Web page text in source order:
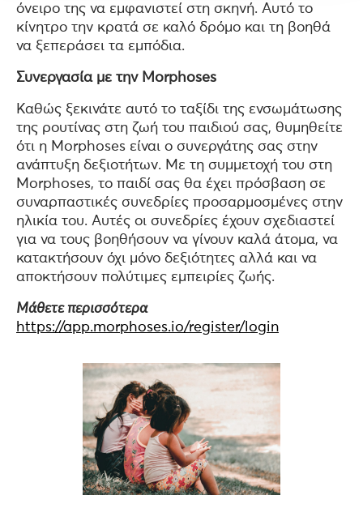
όνειρο της να εμφανιστεί στη σκηνή. Αυτό το
κίνητρο την κρατά σε καλό δρόμο και τη βοηθά
να ξεπεράσει τα εμπόδια.
Συνεργασία με την Morphoses
Καθώς ξεκινάτε αυτό το ταξίδι της ενσωμάτωσης
της ρουτίνας στη ζωή του παιδιού σας, θυμηθείτε
ότι η Morphoses είναι ο συνεργάτης σας στην
ανάπτυξη δεξιοτήτων. Με τη συμμετοχή του στη
Morphoses, το παιδί σας θα έχει πρόσβαση σε
συναρπαστικές συνεδρίες προσαρμοσμένες στην
ηλικία του. Αυτές οι συνεδρίες έχουν σχεδιαστεί
για να τους βοηθήσουν να γίνουν καλά άτομα, να
κατακτήσουν όχι μόνο δεξιότητες αλλά και να
αποκτήσουν πολύτιμες εμπειρίες ζωής.
Μάθετε περισσότερα
https://app.morphoses.io/register/login